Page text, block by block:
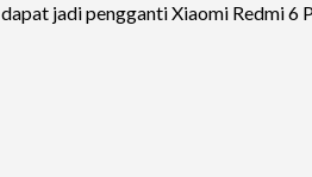
dapat jadi pengganti Xiaomi Redmi 6